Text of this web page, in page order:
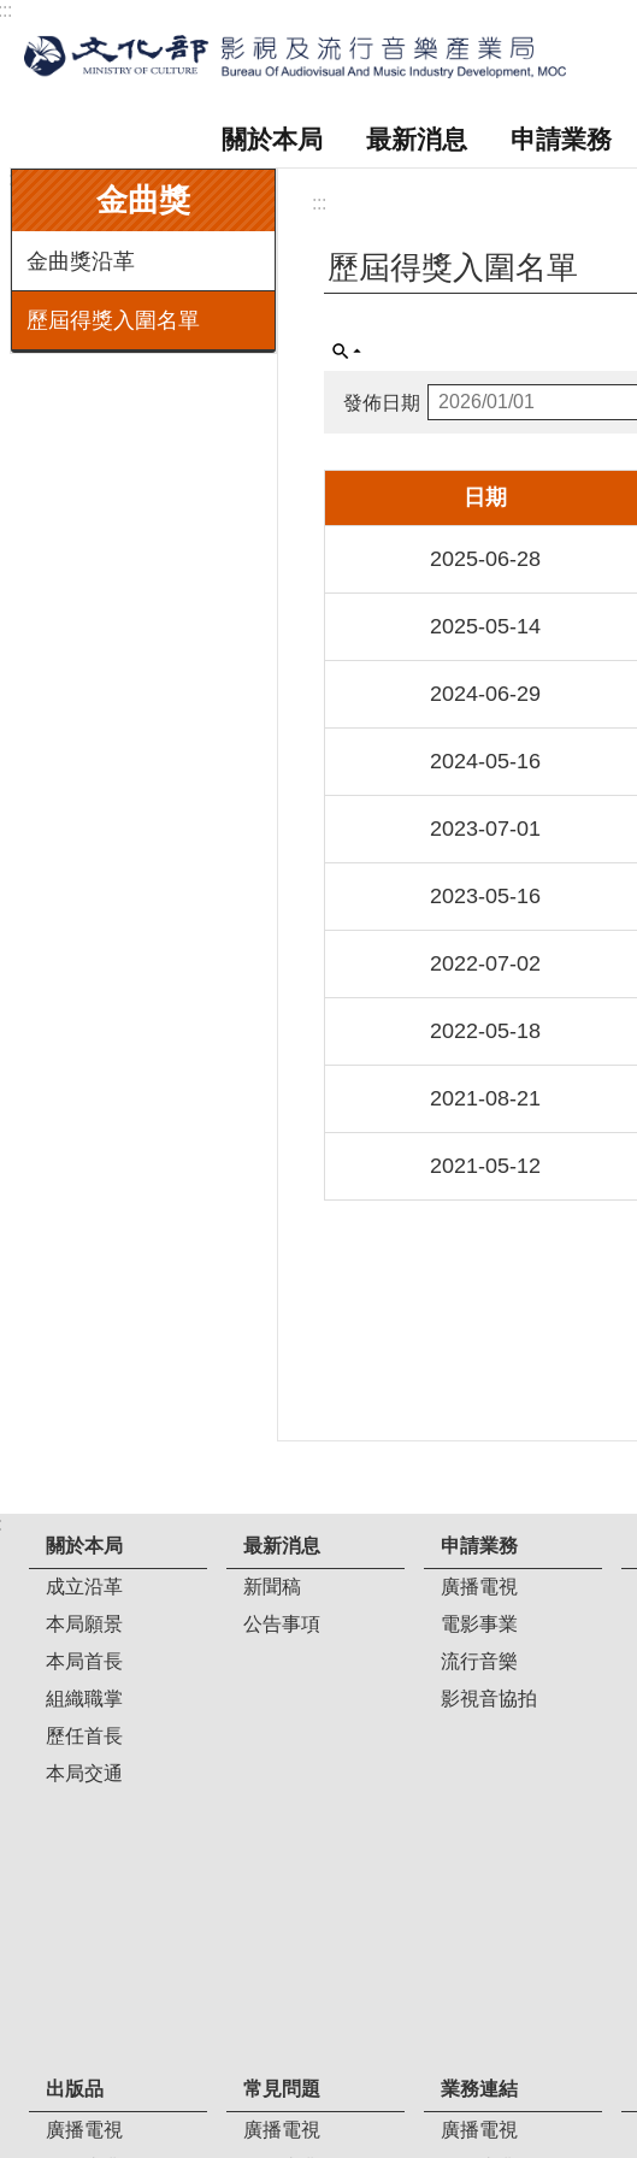
關於本局 最新消息 申請業務
:::
金曲獎
金曲獎沿革
歷屆得獎入圍名單
:::
歷屆得獎入圍名單
發佈日期
日期
2025-06-28
2025-05-14
2024-06-29
2024-05-16
2023-07-01
2023-05-16
2022-07-02
2022-05-18
2021-08-21
2021-05-12
關於本局
成立沿革
本局願景
本局首長
組織職掌
歷任首長
本局交通
最新消息
新聞稿
公告事項
申請業務
廣播電視
電影事業
流行音樂
影視音協拍
出版品
廣播電視
常見問題
廣播電視
業務連結
廣播電視